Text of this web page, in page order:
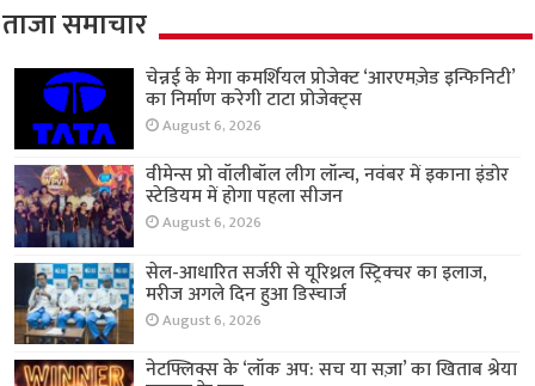
ताजा समाचार
चेन्नई के मेगा कमर्शियल प्रोजेक्ट ‘आरएमज़ेड इन्फिनिटी’
का निर्माण करेगी टाटा प्रोजेक्ट्स
August 6, 2026
वीमेन्स प्रो वॉलीबॉल लीग लॉन्च, नवंबर में इकाना इंडोर
स्टेडियम में होगा पहला सीजन
August 6, 2026
सेल-आधारित सर्जरी से यूरिथ्रल स्ट्रिक्चर का इलाज,
मरीज अगले दिन हुआ डिस्चार्ज
August 6, 2026
नेटफ्लिक्स के ‘लॉक अप: सच या सज़ा’ का खिताब श्रेया